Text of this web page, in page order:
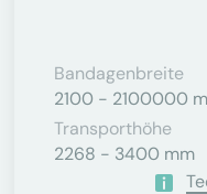
Bandagenbreite
2100 - 2100000
Transporthöhe
2268 - 3400 mm